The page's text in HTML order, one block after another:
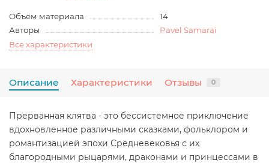
Объём материала
14
Авторы
Pavel Samarai
Все характеристики
Описание Характеристики Отзывы 0
Прерванная клятва - это бессистемное приключение
вдохновленное различными сказками, фольклором и
романтизацией эпохи Средневековья с их
благородными рыцарями, драконами и принцессами в